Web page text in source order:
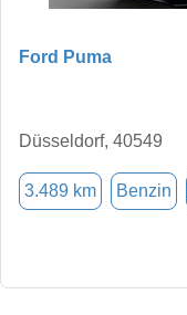
Ford Puma
Düsseldorf, 40549
3.489 km Benzin